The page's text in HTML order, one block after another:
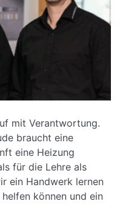
mit Verantwortung.
braucht eine
eine Heizung
für die Lehre als
ein Handwerk lernen
können und ein